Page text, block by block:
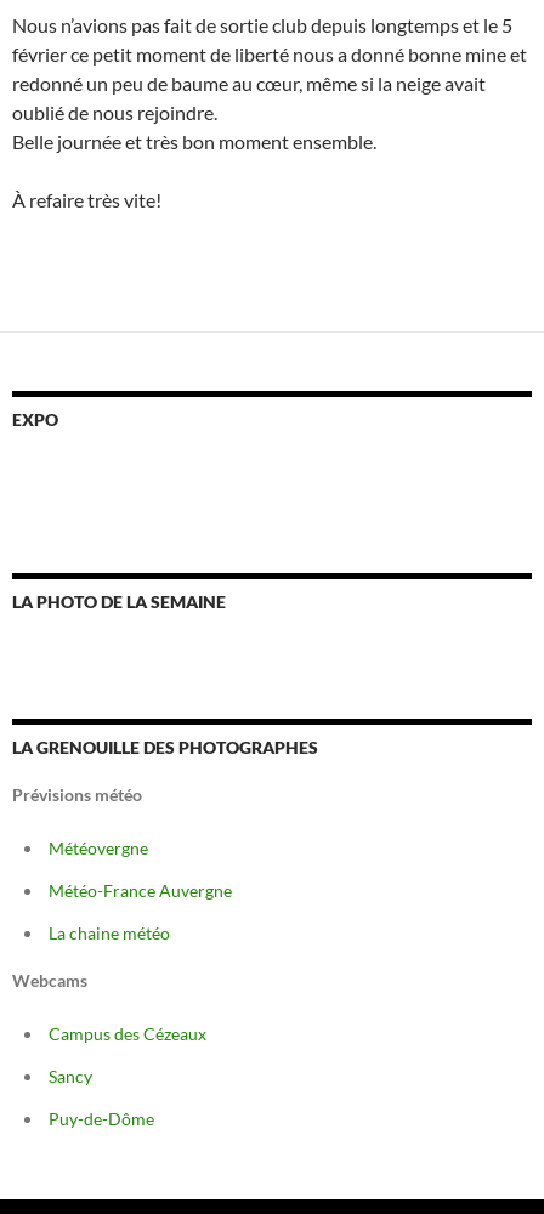
Nous n’avions pas fait de sortie club depuis longtemps et le 5
février ce petit moment de liberté nous a donné bonne mine et
redonné un peu de baume au cœur, même si la neige avait
oublié de nous rejoindre.
Belle journée et très bon moment ensemble.
À refaire très vite!
EXPO
LA PHOTO DE LA SEMAINE
LA GRENOUILLE DES PHOTOGRAPHES
Prévisions météo
Météovergne
Météo-France Auvergne
La chaine météo
Webcams
Campus des Cézeaux
Sancy
Puy-de-Dôme